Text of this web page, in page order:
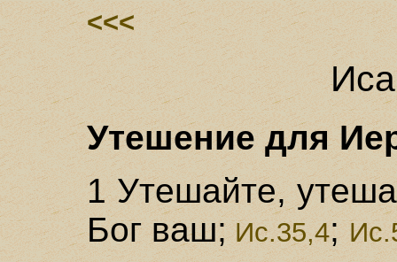
<<<
Утешение для
1 Утешайте,
Бог ваш;Ис.35,4;